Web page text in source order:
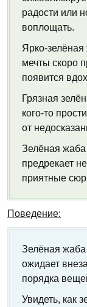
радости или
воплощать.
Ярко-зелёная
мечты скоро
появится
Грязная
кого-то
от
Зелёная
предрекает
приятные
Поведение:
Зелёная жаба
ожидает
порядка
Увидеть, как